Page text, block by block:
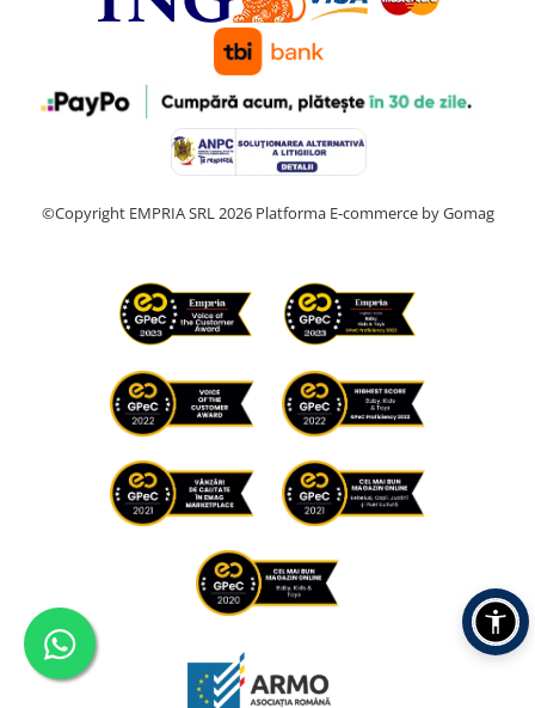
©Copyright EMPRIA SRL 2026 Platforma E-commerce by Gomag